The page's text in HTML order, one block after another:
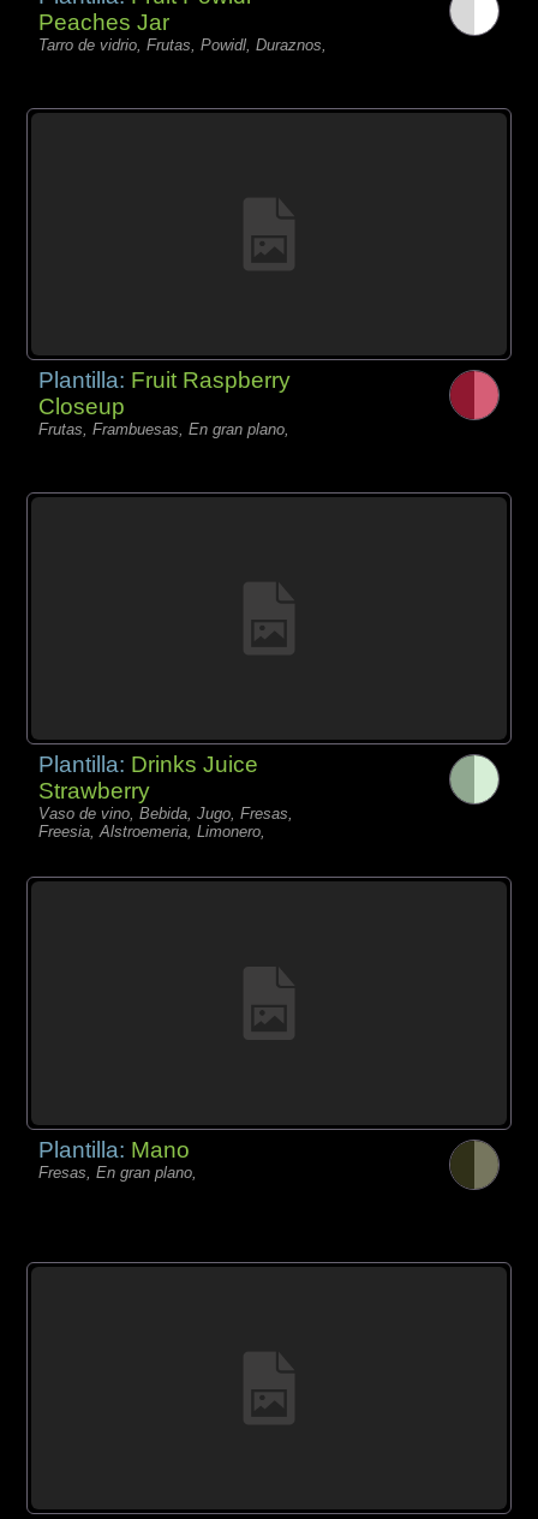
Peaches Jar
Tarro de vidrio, Frutas, Powidl, Duraznos,
Plantilla: Fruit Raspberry
Closeup
Frutas, Frambuesas, En gran plano,
Plantilla: Drinks Juice
Strawberry
Vaso de vino, Bebida, Jugo, Fresas,
Freesia, Alstroemeria, Limonero,
Plantilla: Mano
Fresas, En gran plano,